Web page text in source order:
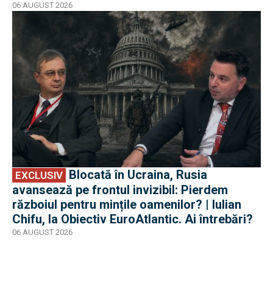
06 AUGUST 2026
EXCLUSIV
avansează pe frontul invizibil: Pierdem
războiul pentru mințile oamenilor? | Iulian
Chifu, la Obiectiv EuroAtlantic. Ai întrebări?
06 AUGUST 2026